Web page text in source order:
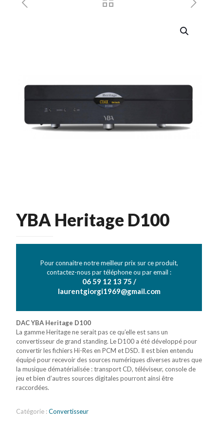
YBA Heritage D100
Pour connaitre notre meilleur prix sur ce produit,
contactez-nous par téléphone ou par email :
06 59 12 13 75 /
laurentgiorgi1969@gmail.com
DAC YBA Heritage D100
La gamme Heritage ne serait pas ce qu’elle est sans un
convertisseur de grand standing. Le D100 a été développé pour
convertir les fichiers Hi-Res en PCM et DSD. Il est bien entendu
équipé pour recevoir des sources numériques diverses autres que
la musique dématérialisée : transport CD, téléviseur, console de
jeu et bien d’autres sources digitales pourront ainsi être
raccordées.
Catégorie :Convertisseur